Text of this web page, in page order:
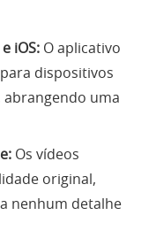
iOS: O aplicativo
dispositivos
uma
Os vídeos
original,
nenhum detalhe